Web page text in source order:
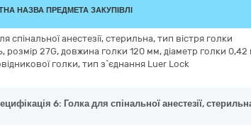
НАЗВА ПРЕДМЕТА ЗАКУПІВЛІ
спінальної анестезії, стерильна, тип вістря голки
розмір 27G, довжина голки 120 мм, діаметр голки 0,42
голки, тип з`єднання Luer Lock
6: Голка для спінальної анестезії,